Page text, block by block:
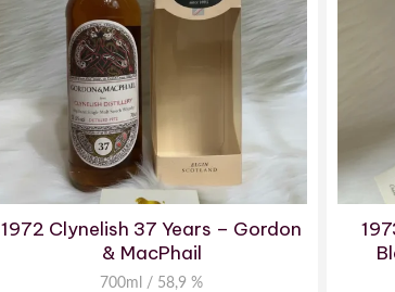
1972 Clynelish 37 Years – Gordon
& MacPhail
700ml / 58,9 %